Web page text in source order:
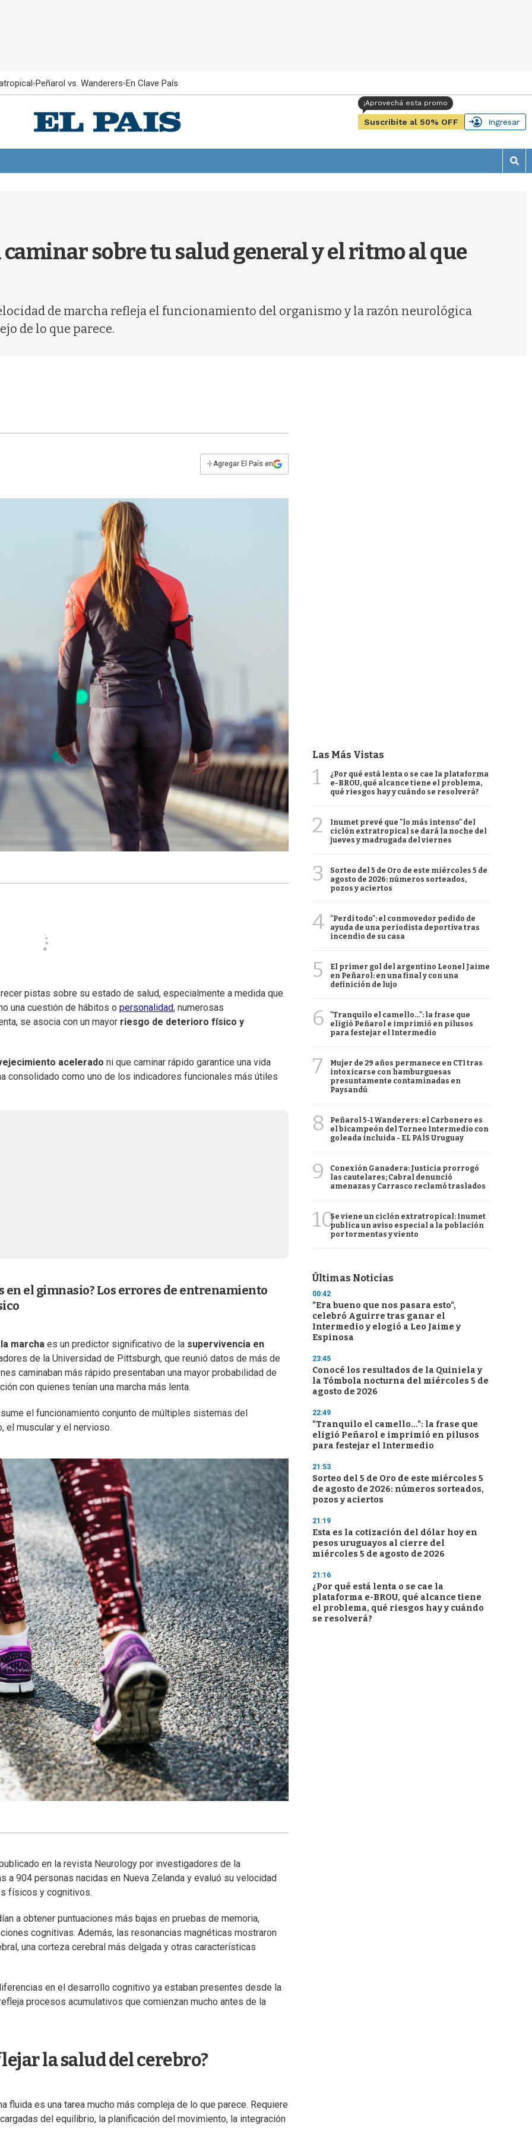
Peñarol vs. Wanderers En Clave País
Suscribite al 50% OFF Ingresar
M
o
caminar sobre tu salud general y el ritmo al que
de marcha refleja el funcionamiento del organismo y la razón neurológica
de lo que parece.
+Agregar El País en
pistas sobre su estado de salud, especialmente a medida que
una cuestión de hábitos o personalidad, numerosas
se asocia con un mayor riesgo de deterioro físico y
acelerado ni que caminar rápido garantice una vida
consolidado como uno de los indicadores funcionales más útiles
en el gimnasio? Los errores de entrenamiento
marcha es un predictor significativo de la supervivencia en
de la Universidad de Pittsburgh, que reunió datos de más de
caminaban más rápido presentaban una mayor probabilidad de
con quienes tenían una marcha más lenta.
el funcionamiento conjunto de múltiples sistemas del
el muscular y el nervioso.
en la revista Neurology por investigadores de la
a 904 personas nacidas en Nueva Zelanda y evaluó su velocidad
físicos y cognitivos.
a obtener puntuaciones más bajas en pruebas de memoria,
cognitivas. Además, las resonancias magnéticas mostraron
una corteza cerebral más delgada y otras características
en el desarrollo cognitivo ya estaban presentes desde la
procesos acumulativos que comienzan mucho antes de la
la salud del cerebro?
fluida es una tarea mucho más compleja de lo que parece. Requiere
del equilibrio, la planificación del movimiento, la integración
Las Más Vistas
1
¿Por qué está lenta o se cae la plataforma
e-BROU, qué alcance tiene el problema,
qué riesgos hay y cuándo se resolverá?
2
Inumet prevé que "lo más intenso" del
ciclón extratropical se dará la noche del
jueves y madrugada del viernes
3
Sorteo del 5 de Oro de este miércoles 5 de
agosto de 2026: números sorteados,
pozos y aciertos
4
"Perdí todo": el conmovedor pedido de
ayuda de una periodista deportiva tras
incendio de su casa
5
El primer gol del argentino Leonel Jaime
en Peñarol: en una final y con una
definición de lujo
6
"Tranquilo el camello...": la frase que
eligió Peñarol e imprimió en pilusos
para festejar el Intermedio
7
Mujer de 29 años permanece en CTI tras
intoxicarse con hamburguesas
presuntamente contaminadas en
Paysandú
8
Peñarol 5-1 Wanderers: el Carbonero es
el bicampeón del Torneo Intermedio con
goleada incluida - EL PAÍS Uruguay
9
Conexión Ganadera: Justicia prorrogó
las cautelares; Cabral denunció
amenazas y Carrasco reclamó traslados
10Se viene un ciclón extratropical: Inumet
publica un aviso especial a la población
por tormentas y viento
Últimas Noticias
00:42
"Era bueno que nos pasara esto",
celebró Aguirre tras ganar el
Intermedio y elogió a Leo Jaime y
Espinosa
23:45
Conocé los resultados de la Quiniela y
la Tómbola nocturna del miércoles 5 de
agosto de 2026
22:49
"Tranquilo el camello...": la frase que
eligió Peñarol e imprimió en pilusos
para festejar el Intermedio
21:53
Sorteo del 5 de Oro de este miércoles 5
de agosto de 2026: números sorteados,
pozos y aciertos
21:19
Esta es la cotización del dólar hoy en
pesos uruguayos al cierre del
miércoles 5 de agosto de 2026
21:16
¿Por qué está lenta o se cae la
plataforma e-BROU, qué alcance tiene
el problema, qué riesgos hay y cuándo
se resolverá?